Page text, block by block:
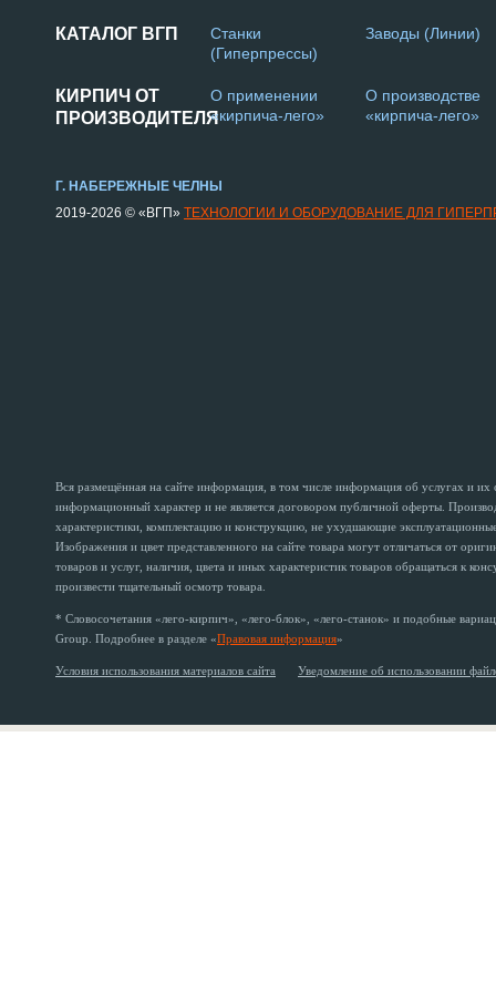
КАТАЛОГ ВГП
Станки
(Гиперпрессы)
Заводы (Линии)
КИРПИЧ ОТ
ПРОИЗВОДИТЕЛЯ
О применении
«кирпича-лего»
О производстве
«кирпича-лего»
Г. НАБЕРЕЖНЫЕ ЧЕЛНЫ
2019-2026 © «ВГП» ТЕХНОЛОГИИ И ОБОРУДОВАНИЕ ДЛЯ
Вся размещённая на сайте информация, в том числе информация об услугах и
информационный характер и не является договором публичной оферты.
характеристики, комплектацию и конструкцию, не ухудшающие
Изображения и цвет представленного на сайте товара могут отличаться от
товаров и услуг, наличия, цвета и иных характеристик товаров обращаться к
произвести тщательный осмотр товара.
* Словосочетания «лего-кирпич», «лего-блок», «лего-станок» и подобные
Group. Подробнее в разделе «Правовая информация»
Условия использования материалов сайта Уведомление об использовании